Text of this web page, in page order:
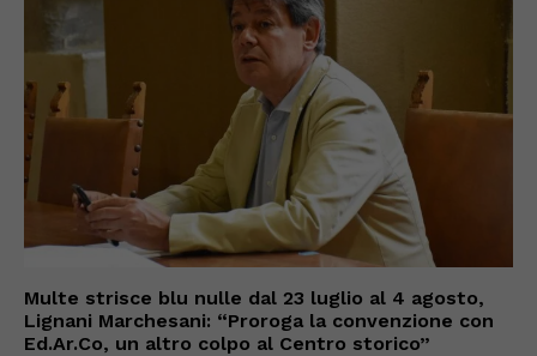
Multe strisce blu nulle dal 23 luglio al 4 agosto,
Lignani Marchesani: “Proroga la convenzione con
Ed.Ar.Co, un altro colpo al Centro storico”